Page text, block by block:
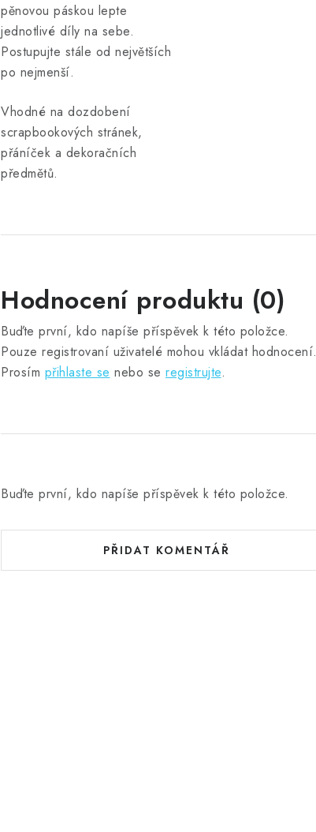
pěnovou páskou lepte
jednotlivé díly na sebe.
Postupujte stále od největších
po nejmenší.
Vhodné na dozdobení
scrapbookových stránek,
přáníček a dekoračních
předmětů.
Hodnocení produktu (0)
Buďte první, kdo napíše příspěvek k této položce.
Pouze registrovaní uživatelé mohou vkládat hodnocení.
Prosím přihlaste se nebo se registrujte.
Buďte první, kdo napíše příspěvek k této položce.
PŘIDAT KOMENTÁŘ